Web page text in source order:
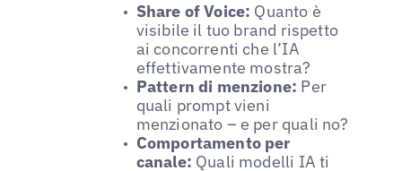
Share of Voice: Quanto è
visibile il tuo brand rispetto
ai concorrenti che l’IA
effettivamente mostra?
Pattern di menzione: Per
quali prompt vieni
menzionato – e per quali no?
Comportamento per
canale: Quali modelli IA ti